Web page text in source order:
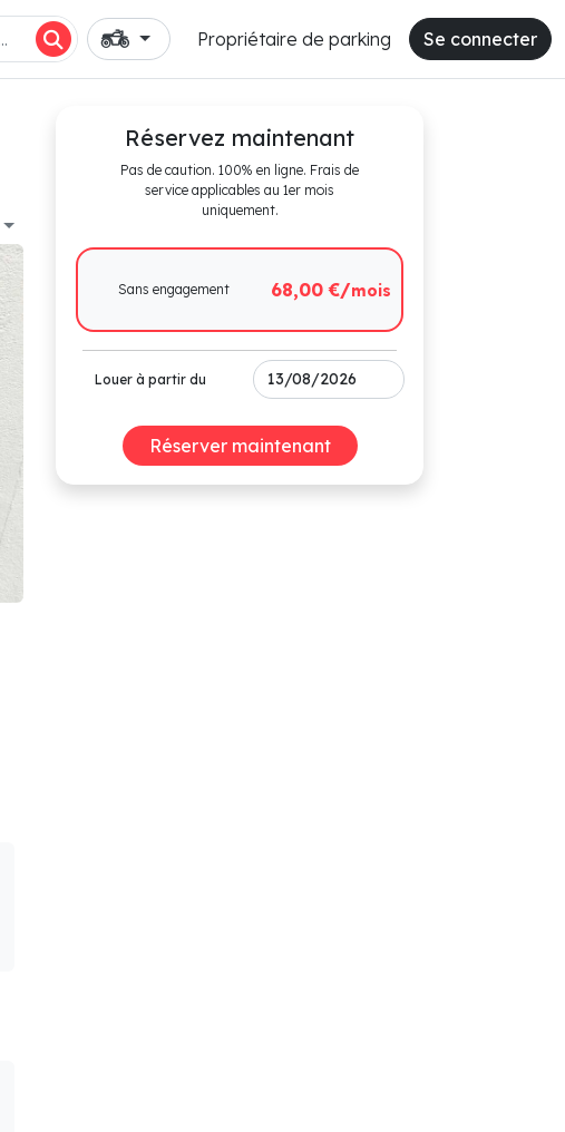
Propriétaire de parking Se connecter
Réservez maintenant
Pas de caution. 100% en ligne. Frais de
service applicables au 1er mois
uniquement.
Sans engagement 68,00 €/mois
Louer à partir du
Réserver maintenant